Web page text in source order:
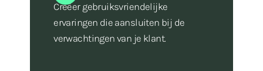
Creëer gebruiksvriendelijke
ervaringen die aansluiten bij de
verwachtingen van je klant.